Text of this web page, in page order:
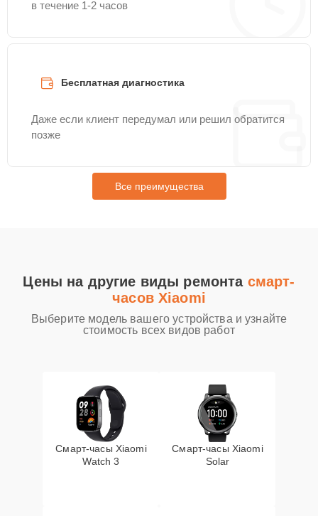
в течение 1-2 часов
Бесплатная диагностика
Даже если клиент передумал или решил обратится
позже
Все преимущества
Цены на другие виды ремонта смарт-
часов Xiaomi
Выберите модель вашего устройства и узнайте
стоимость всех видов работ
Смарт-часы Xiaomi
Watch 3
Смарт-часы Xiaomi
Solar